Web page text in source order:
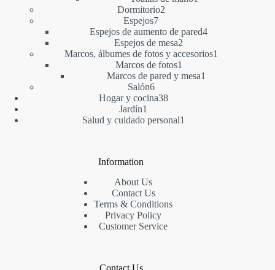
Dormitorio22
Espejos77
productos
Espejos de aumento de pared44
Espejos de mesa2
productos
Marcos, álbumes de fotos y accesorios1
Marcos de fotos1
producto
Marcos de pared y mesa1
Salón66
productos
Hogar y cocina3838
Jardín1
producto
Salud y cuidado personal1
Information
About Us
Contact Us
Terms & Conditions
Privacy Policy
Customer Service